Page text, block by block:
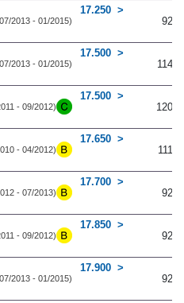
2013 - 01/2015)
17.250
92
2013 - 01/2015)
17.500
114
- 09/2012)
17.500
120
- 04/2012)
17.650
111
- 07/2013)
17.700
92
- 09/2012)
17.850
92
2013 - 01/2015)
17.900
92